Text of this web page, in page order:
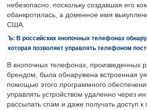
небезопасно, поскольку создавшая его
обанкротилась, а доменное имя
США.
Ъ: В российских кнопочных телефонах
которая позволяет управлять телефоном
В кнопочных телефонах, произведенных
брендом, была обнаружена встроенная
помощью этого программного
управлять устройством удаленно через
рассылать спам и даже получать доступ